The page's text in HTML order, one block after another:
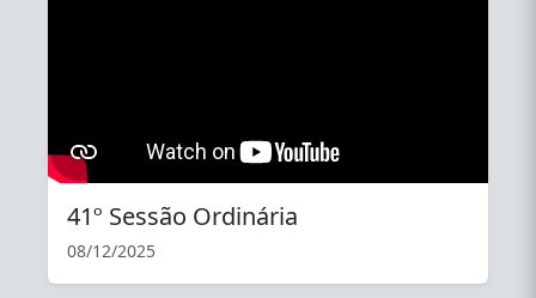
41º Sessão Ordinária
08/12/2025